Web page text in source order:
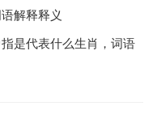
解释释义
是代表什么生肖，词语